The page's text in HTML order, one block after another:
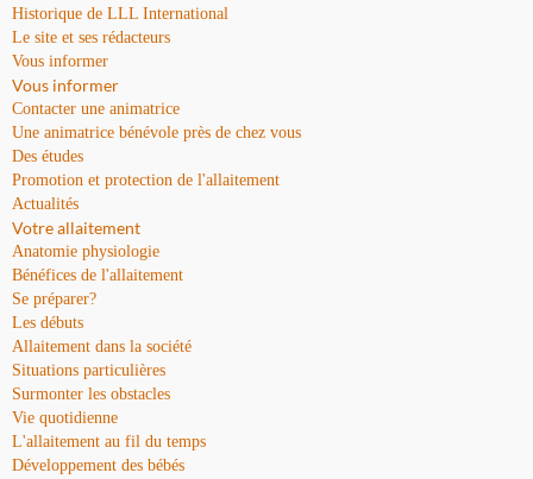
Historique de LLL International
Le site et ses rédacteurs
Vous informer
Vous informer
Contacter une animatrice
Une animatrice bénévole près de chez vous
Des études
Promotion et protection de l'allaitement
Actualités
Votre allaitement
Anatomie physiologie
Bénéfices de l'allaitement
Se préparer?
Les débuts
Allaitement dans la société
Situations particulières
Surmonter les obstacles
Vie quotidienne
L'allaitement au fil du temps
Développement des bébés